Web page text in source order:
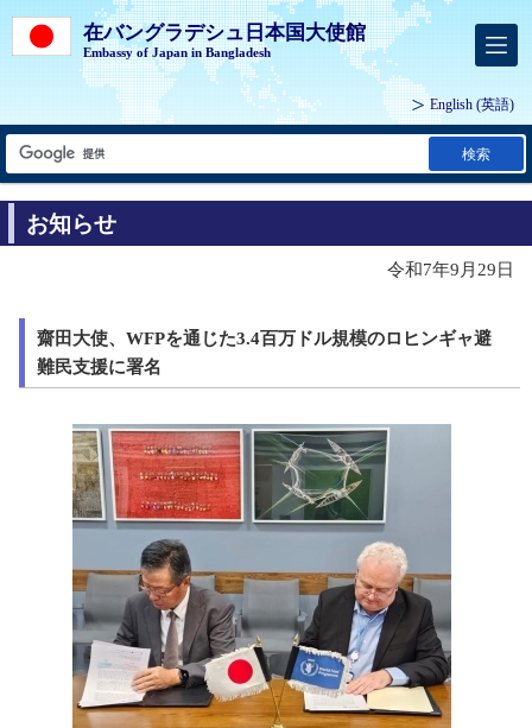
在バングラデシュ日本国大使館
Embassy of Japan in Bangladesh
English (英語)
検索
お知らせ
令和7年9月29日
齋田大使、WFPを通じた3.4百万ドル規模のロヒンギャ避
難民支援に署名